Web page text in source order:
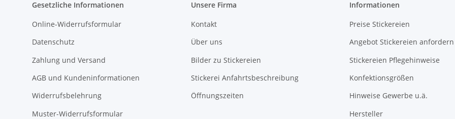
Gesetzliche Informationen
Online-Widerrufsformular
Datenschutz
Zahlung und Versand
AGB und Kundeninformationen
Widerrufsbelehrung
Muster-Widerrufsformular
Unsere Firma
Kontakt
Über uns
Bilder zu Stickereien
Stickerei Anfahrtsbeschreibung
Öffnungszeiten
Informationen
Preise Stickereien
Angebot Stickereien anfordern
Stickereien Pflegehinweise
Konfektionsgrößen
Hinweise Gewerbe u.ä.
Hersteller